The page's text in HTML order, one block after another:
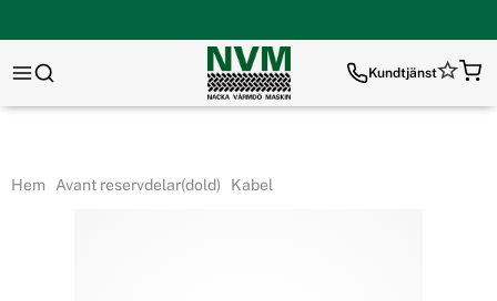
Kundtjänst
Hem Avant reservdelar(dold) Kabel